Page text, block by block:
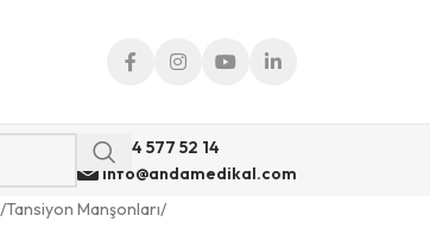
0 544 577 52 14
info@andamedikal.com
Tansiyon Manşonları